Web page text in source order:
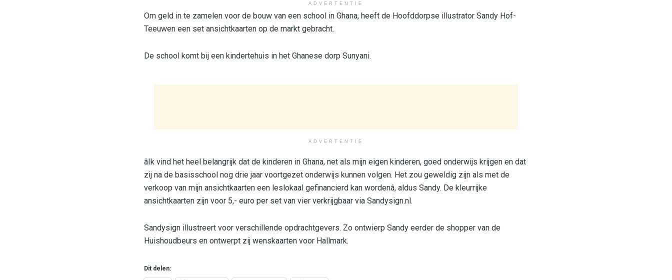
ADVERTENTIE
Om geld in te zamelen voor de bouw van een school in Ghana, heeft de Hoofddorpse illustrator Sandy Hof-
Teeuwen een set ansichtkaarten op de markt gebracht.
De school komt bij een kindertehuis in het Ghanese dorp Sunyani.
ADVERTENTIE
âIk vind het heel belangrijk dat de kinderen in Ghana, net als mijn eigen kinderen, goed onderwijs krijgen en dat
zij na de basisschool nog drie jaar voortgezet onderwijs kunnen volgen. Het zou geweldig zijn als met de
verkoop van mijn ansichtkaarten een leslokaal gefinancierd kan wordenâ, aldus Sandy. De kleurrijke
ansichtkaarten zijn voor 5,- euro per set van vier verkrijgbaar via Sandysign.nl.
Sandysign illustreert voor verschillende opdrachtgevers. Zo ontwierp Sandy eerder de shopper van de
Huishoudbeurs en ontwerpt zij wenskaarten voor Hallmark.
Dit delen: